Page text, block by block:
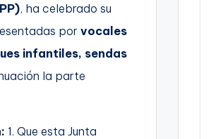
, ha celebrado su
por vocales
infantiles, sendas
la parte
1. Que esta Junta